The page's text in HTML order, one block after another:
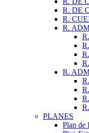
R. DE
R.
R.
R.
PLANES
Plan de